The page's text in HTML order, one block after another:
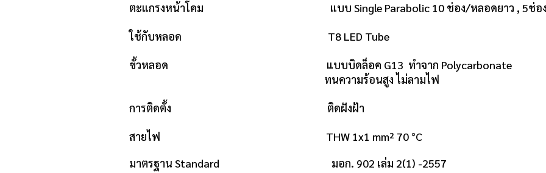
ตะแกรงหน้าโคม แบบ Single Parabolic 10 ช่อง/หลอดยาว , 5ช่อง/
ใช้กับหลอด T8 LED Tube
ขั้วหลอด แบบบิดล็อค G13 ทำจาก Polycarbonate
ทนความร้อนสูง ไม่ลามไฟ
การติดตั้ง ติดฝังฝ้า
สายไฟ THW 1x1 mm² 70 °C
มาตรฐาน Standard มอก. 902 เล่ม 2(1) -2557